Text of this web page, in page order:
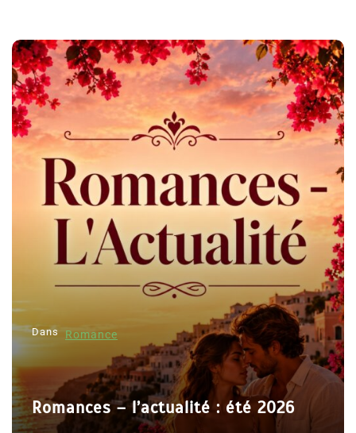
Dans Romance
Romances – l’actualité : été 2026